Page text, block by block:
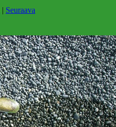
| Seuraava